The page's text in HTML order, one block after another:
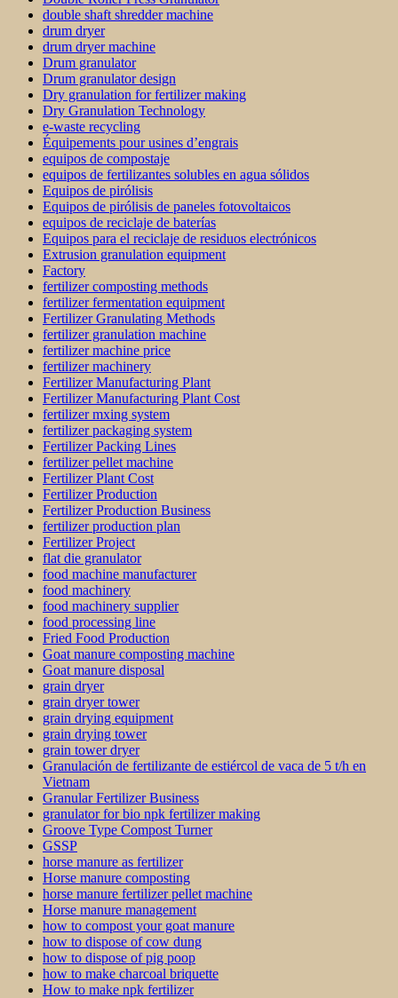
double shaft shredder machine
drum dryer
drum dryer machine
Drum granulator
Drum granulator design
Dry granulation for fertilizer making
Dry Granulation Technology
e-waste recycling
Équipements pour usines d’engrais
equipos de compostaje
equipos de fertilizantes solubles en agua sólidos
Equipos de pirólisis
Equipos de pirólisis de paneles fotovoltaicos
equipos de reciclaje de baterías
Equipos para el reciclaje de residuos electrónicos
Extrusion granulation equipment
Factory
fertilizer composting methods
fertilizer fermentation equipment
Fertilizer Granulating Methods
fertilizer granulation machine
fertilizer machine price
fertilizer machinery
Fertilizer Manufacturing Plant
Fertilizer Manufacturing Plant Cost
fertilizer mxing system
fertilizer packaging system
Fertilizer Packing Lines
fertilizer pellet machine
Fertilizer Plant Cost
Fertilizer Production
Fertilizer Production Business
fertilizer production plan
Fertilizer Project
flat die granulator
food machine manufacturer
food machinery
food machinery supplier
food processing line
Fried Food Production
Goat manure composting machine
Goat manure disposal
grain dryer
grain dryer tower
grain drying equipment
grain drying tower
grain tower dryer
Granulación de fertilizante de estiércol de vaca de 5 t/h en
Vietnam
Granular Fertilizer Business
granulator for bio npk fertilizer making
Groove Type Compost Turner
GSSP
horse manure as fertilizer
Horse manure composting
horse manure fertilizer pellet machine
Horse manure management
how to compost your goat manure
how to dispose of cow dung
how to dispose of pig poop
how to make charcoal briquette
How to make npk fertilizer